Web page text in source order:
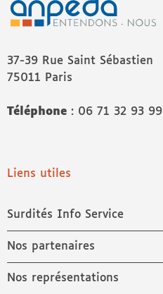
37-39 Rue Saint Sébastien
75011 Paris
Téléphone : 06 71 32 93 99
Liens utiles
Surdités Info Service
Nos partenaires
Nos représentations